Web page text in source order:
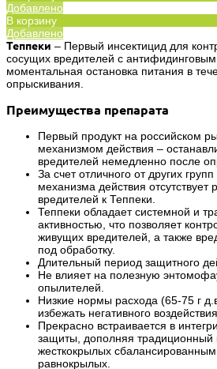
Добавлено
В корзину
Добавлено
Теппеки – Первый инсектицид для
сосущих вредителей с
моментальная остановка питания в
опрыскивания.
Преимущества препарата
Первый продукт на российском
механизмом действия –
вредителей немедленно после
За счет отличного от других
механизма действия отсутствует
вредителей к Теппеки.
Теппеки обладает системной и
активностью, что позволяет
живущих вредителей, а также
под обработку.
Длительный период защитного
Не влияет на полезную
опылителей.
Низкие нормы расхода (65-75 г
избежать негативного
Прекрасно встраивается в
защиты, дополняя традиционный
жесткокрылых
равнокрылых.